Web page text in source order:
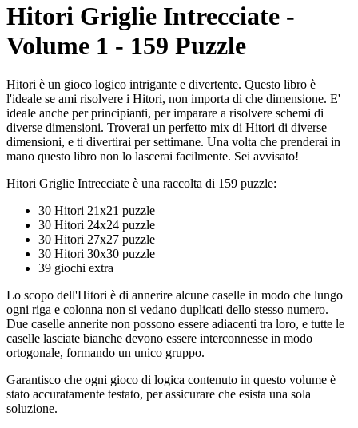
Hitori Griglie Intrecciate -
Volume 1 - 159 Puzzle
Hitori è un gioco logico intrigante e divertente. Questo libro è
l'ideale se ami risolvere i Hitori, non importa di che dimensione. E'
ideale anche per principianti, per imparare a risolvere schemi di
diverse dimensioni. Troverai un perfetto mix di Hitori di diverse
dimensioni, e ti divertirai per settimane. Una volta che prenderai in
mano questo libro non lo lascerai facilmente. Sei avvisato!
Hitori Griglie Intrecciate è una raccolta di 159 puzzle:
30 Hitori 21x21 puzzle
30 Hitori 24x24 puzzle
30 Hitori 27x27 puzzle
30 Hitori 30x30 puzzle
39 giochi extra
Lo scopo dell'Hitori è di annerire alcune caselle in modo che lungo
ogni riga e colonna non si vedano duplicati dello stesso numero.
Due caselle annerite non possono essere adiacenti tra loro, e tutte le
caselle lasciate bianche devono essere interconnesse in modo
ortogonale, formando un unico gruppo.
Garantisco che ogni gioco di logica contenuto in questo volume è
stato accuratamente testato, per assicurare che esista una sola
soluzione.